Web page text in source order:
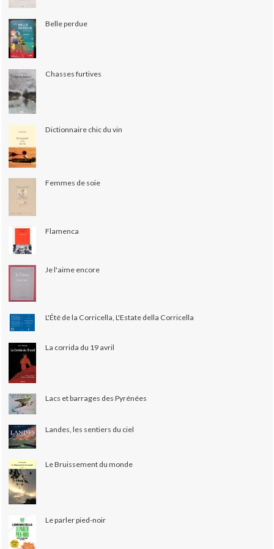
Belle perdue
Chasses furtives
Dictionnaire chic du vin
Femmes de soie
Flamenca
Je l'aime encore
L'Été de la Corricella, L'Estate della Corricella
La corrida du 19 avril
Lacs et barrages des Pyrénées
Landes, les sentiers du ciel
Le Bruissement du monde
Le parler pied-noir